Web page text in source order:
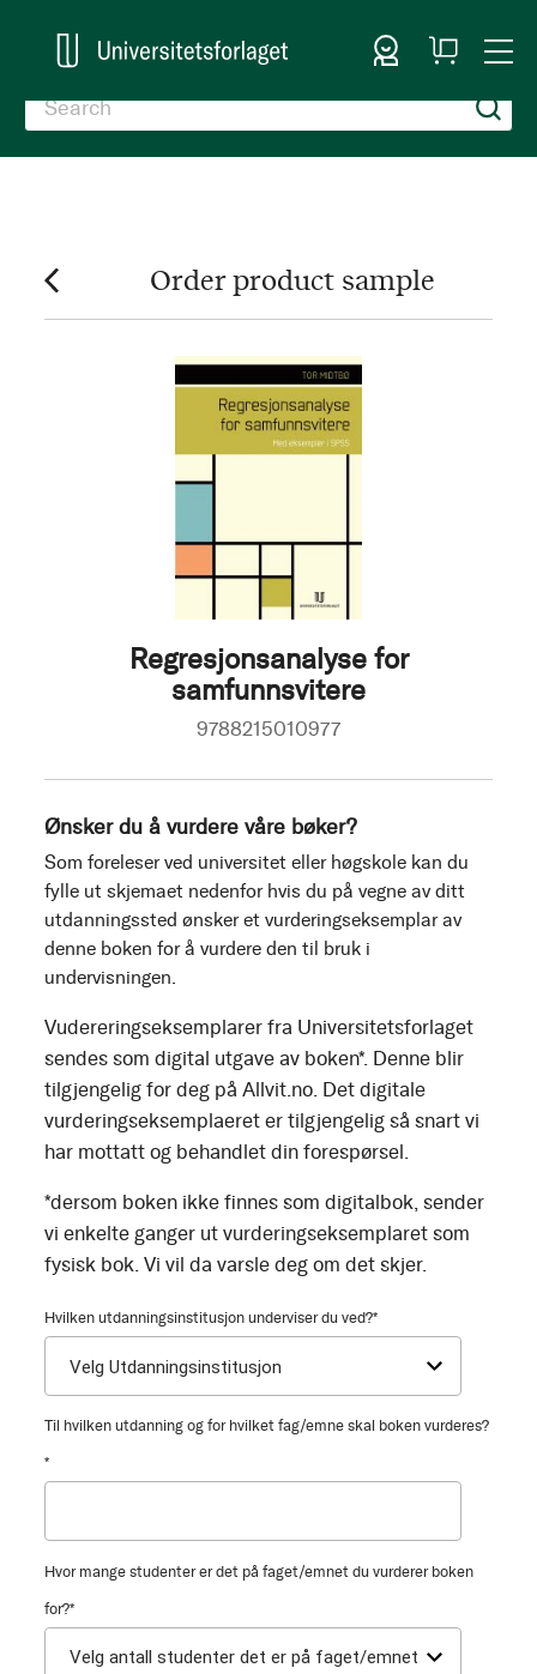
Sign In
My
Cart
Order product sample
Regresjonsanalyse for
samfunnsvitere
9788215010977
Ønsker du å vurdere våre bøker?
Som foreleser ved universitet eller høgskole kan du
fylle ut skjemaet nedenfor hvis du på vegne av ditt
utdanningssted ønsker et vurderingseksemplar av
denne boken for å vurdere den til bruk i
undervisningen.
Vudereringseksemplarer fra Universitetsforlaget
sendes som digital utgave av boken*. Denne blir
tilgjengelig for deg på Allvit.no. Det digitale
vurderingseksemplaeret er tilgjengelig så snart vi
har mottatt og behandlet din forespørsel.
*dersom boken ikke finnes som digitalbok, sender
vi enkelte ganger ut vurderingseksemplaret som
fysisk bok. Vi vil da varsle deg om det skjer.
Hvilken utdanningsinstitusjon underviser du ved?*
Til hvilken utdanning og for hvilket fag/emne skal boken vurderes?
*
Hvor mange studenter er det på faget/emnet du vurderer boken
for?*